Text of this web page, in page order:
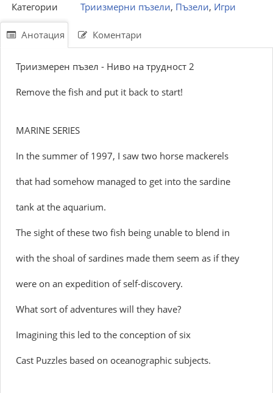
Категории
Триизмерни пъзели, Пъзели, Игри
Анотация Коментари
Триизмерен пъзел - Ниво на трудност 2
Remove the fish and put it back to start!
MARINE SERIES
In the summer of 1997, I saw two horse mackerels
that had somehow managed to get into the sardine
tank at the aquarium.
The sight of these two fish being unable to blend in
with the shoal of sardines made them seem as if they
were on an expedition of self-discovery.
What sort of adventures will they have?
Imagining this led to the conception of six
Cast Puzzles based on oceanographic subjects.